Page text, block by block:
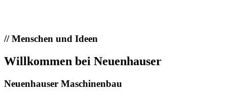
//Menschen und Ideen
Willkommen bei Neuenhauser
Neuenhauser Maschinenbau